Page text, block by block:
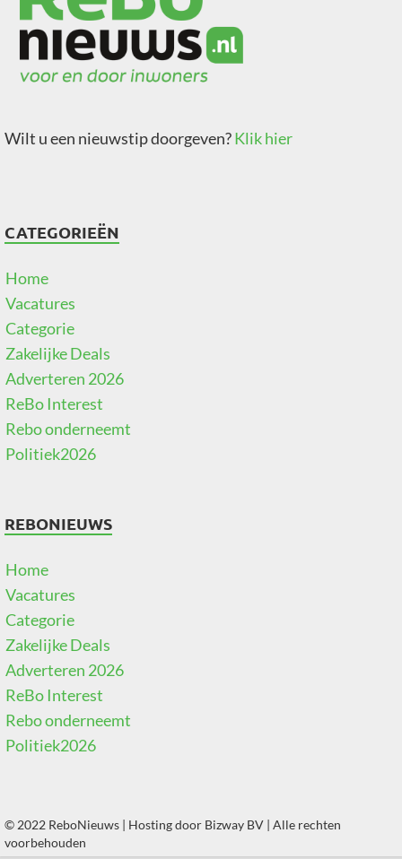
Wilt u een nieuwstip doorgeven?Klik hier
CATEGORIEËN
Home
Vacatures
Categorie
Zakelijke Deals
Adverteren 2026
ReBo Interest
Rebo onderneemt
Politiek2026
REBONIEUWS
Home
Vacatures
Categorie
Zakelijke Deals
Adverteren 2026
ReBo Interest
Rebo onderneemt
Politiek2026
© 2022 ReboNieuws | Hosting door Bizway BV | Alle rechten
voorbehouden